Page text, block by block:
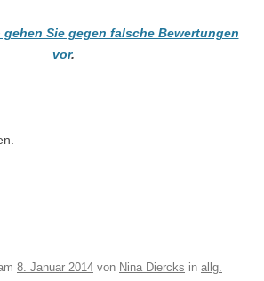
gehen Sie gegen falsche Bewertungen
vor.
8. Januar 2014 von Nina Diercks in allg.